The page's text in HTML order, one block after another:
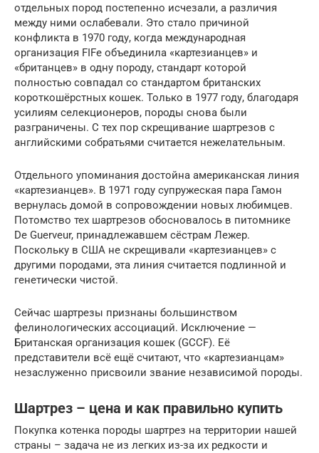
отдельных пород постепенно исчезали, а различия
между ними ослабевали. Это стало причиной
конфликта в 1970 году, когда международная
организация FIFe объединила «картезианцев» и
«британцев» в одну породу, стандарт которой
полностью совпадал со стандартом британских
короткошёрстных кошек. Только в 1977 году, благодаря
усилиям селекционеров, породы снова были
разграничены. С тех пор скрещивание шартрезов с
английскими собратьями считается нежелательным.
Отдельного упоминания достойна американская линия
«картезианцев». В 1971 году супружеская пара Гамон
вернулась домой в сопровождении новых любимцев.
Потомство тех шартрезов обосновалось в питомнике
De Guerveur, принадлежавшем сёстрам Лежер.
Поскольку в США не скрещивали «картезианцев» с
другими породами, эта линия считается подлинной и
генетически чистой.
Сейчас шартрезы признаны большинством
фелинологических ассоциаций. Исключение —
Британская организация кошек (GCCF). Её
представители всё ещё считают, что «картезианцам»
незаслуженно присвоили звание независимой породы.
Шартрез – цена и как правильно купить
Покупка котенка породы шартрез на территории нашей
страны – задача не из легких из-за их редкости и